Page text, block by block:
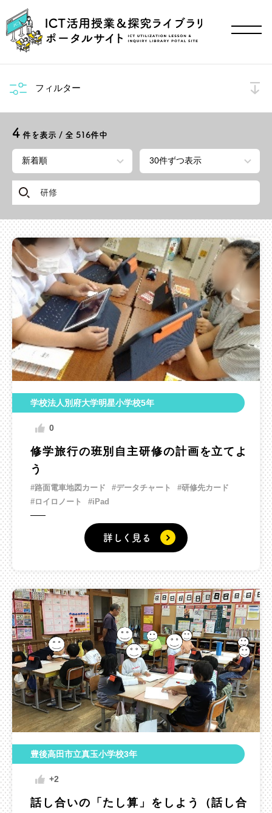
フィルター
4 件を表示 / 全 516件中
学校法人別府大学明星小学校5年
0
修学旅行の班別自主研修の計画を立てよ
う
#路面電車地図カード #データチャート
#研修先カード
#ロイロノート
#iPad
詳しく見る
豊後高田市立真玉小学校3年
+2
話し合いの「たし算」をしよう（話し合